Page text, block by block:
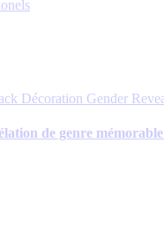
Décoration Gender
de genre